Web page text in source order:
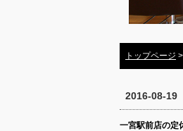
トップページ >
2016-08-19
一宮駅前店の定